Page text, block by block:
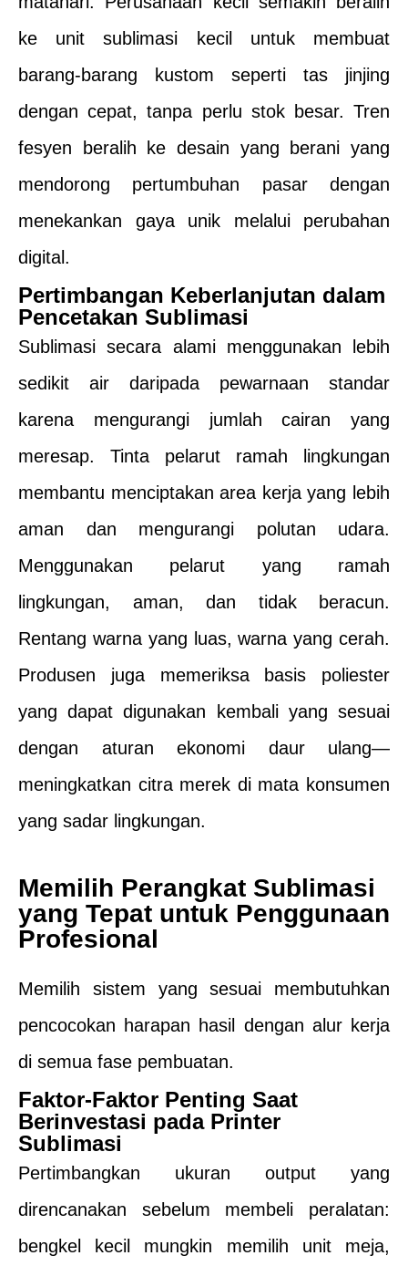
ke unit sublimasi kecil untuk membuat
barang-barang kustom seperti tas jinjing
dengan cepat, tanpa perlu stok besar. Tren
fesyen beralih ke desain yang berani yang
mendorong pertumbuhan pasar dengan
menekankan gaya unik melalui perubahan
digital.
Pertimbangan Keberlanjutan dalam
Pencetakan Sublimasi
Sublimasi secara alami menggunakan lebih
sedikit air daripada pewarnaan standar
karena mengurangi jumlah cairan yang
meresap. Tinta pelarut ramah lingkungan
membantu menciptakan area kerja yang lebih
aman dan mengurangi polutan udara.
Menggunakan pelarut yang ramah
lingkungan, aman, dan tidak beracun.
Rentang warna yang luas, warna yang cerah.
Produsen juga memeriksa basis poliester
yang dapat digunakan kembali yang sesuai
dengan aturan ekonomi daur ulang—
meningkatkan citra merek di mata konsumen
yang sadar lingkungan.
Memilih Perangkat Sublimasi
yang Tepat untuk Penggunaan
Profesional
Memilih sistem yang sesuai membutuhkan
pencocokan harapan hasil dengan alur kerja
di semua fase pembuatan.
Faktor-Faktor Penting Saat
Berinvestasi pada Printer
Sublimasi
Pertimbangkan ukuran output yang
direncanakan sebelum membeli peralatan:
bengkel kecil mungkin memilih unit meja,